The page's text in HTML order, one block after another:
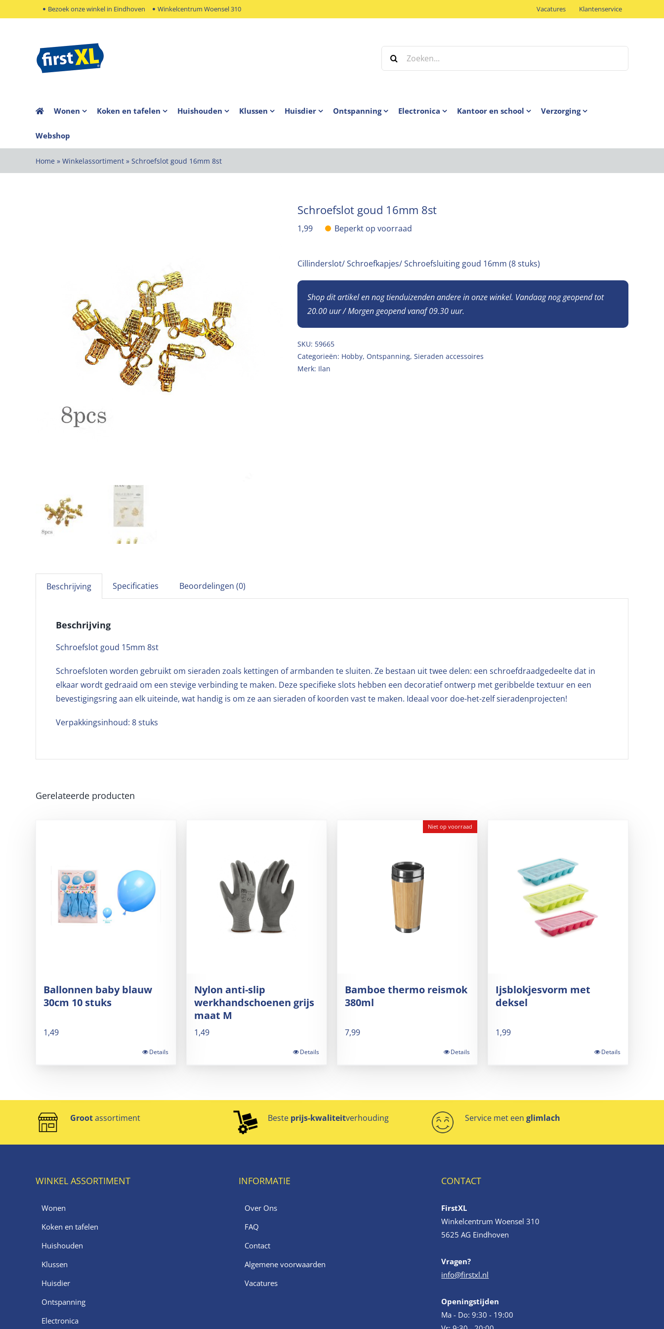
naar
Bezoek onze winkel in Eindhoven Winkelcentrum Woensel 310 Vacatures Klantenservice
Zoeken
naar:
Wonen Koken en tafelen Huishouden Klussen Huisdier Ontspanning Electronica Kantoor en school Verzorging
Webshop
Home » Winkelassortiment » Schroefslot goud 16mm 8st
Schroefslot goud 16mm 8st
1,99 Beperkt op voorraad
Cillinderslot/ Schroefkapjes/ Schroefsluiting goud 16mm (8 stuks)
Shop dit artikel en nog tienduizenden andere in onze winkel. Vandaag nog geopend tot
20.00 uur / Morgen geopend vanaf 09.30 uur.
SKU: 59665
Categorieën: Hobby, Ontspanning, Sieraden accessoires
Merk: Ilan
Beschrijving Specificaties Beoordelingen (0)
Beschrijving
Schroefslot goud 15mm 8st
Schroefsloten worden gebruikt om sieraden zoals kettingen of armbanden te sluiten. Ze bestaan uit twee delen: een schroefdraadgedeelte dat in
elkaar wordt gedraaid om een stevige verbinding te maken. Deze specifieke slots hebben een decoratief ontwerp met geribbelde textuur en een
bevestigingsring aan elk uiteinde, wat handig is om ze aan sieraden of koorden vast te maken. Ideaal voor doe-het-zelf sieradenprojecten!
Verpakkingsinhoud: 8 stuks
Gerelateerde producten
Ballonnen baby blauw
30cm 10 stuks
1,49
Details
Nylon anti-slip
werkhandschoenen grijs
maat M
1,49
Details
Niet op voorraad
Bamboe thermo reismok
380ml
7,99
Details
Ijsblokjesvorm met
deksel
1,99
Details
Grootassortiment Beste prijs-kwaliteitverhouding Service met eenglimlach
WINKEL ASSORTIMENT
Wonen
Koken en tafelen
Huishouden
Klussen
Huisdier
Ontspanning
Electronica
INFORMATIE
Over Ons
FAQ
Contact
Algemene voorwaarden
Vacatures
CONTACT
FirstXL
Winkelcentrum Woensel 310
5625 AG Eindhoven
Vragen?
info@firstxl.nl
Openingstijden
Ma - Do: 9:30 - 19:00